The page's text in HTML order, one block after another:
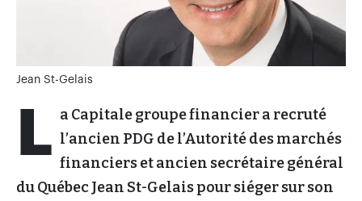
Jean St-Gelais
L a Capitale groupe financier a recruté
l’ancien PDG de l’Autorité des marchés
financiers et ancien secrétaire général
du Québec Jean St-Gelais pour siéger sur son